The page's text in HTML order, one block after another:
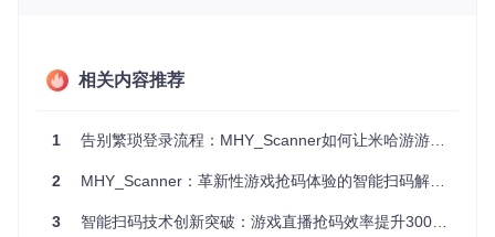
注：图像识别引擎——集成多尺度模板匹配与边缘检测的实时
分析模块，能够在100ms内完成单帧图像的二维码定位与解码
传统OCR与智能识别技术对比
别
处理速度
s/帧
80-120ms/帧
相关内容推荐
1 告别繁琐登录流程：MHY_Scanner如何让米哈游游戏扫码登录效率提升10倍
2 MHY_Scanner：革新性游戏抢码体验的智能扫码解决方案
3 智能扫码技术创新突破：游戏直播抢码效率提升300%的底层逻辑与实践